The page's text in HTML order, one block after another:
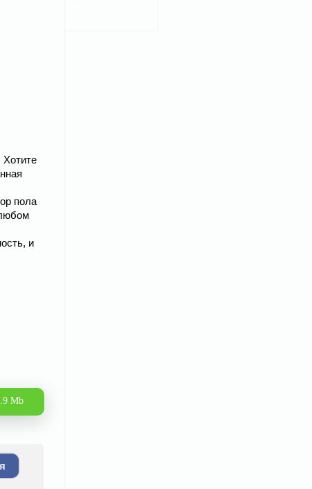
Хотите
пола
и
Mb